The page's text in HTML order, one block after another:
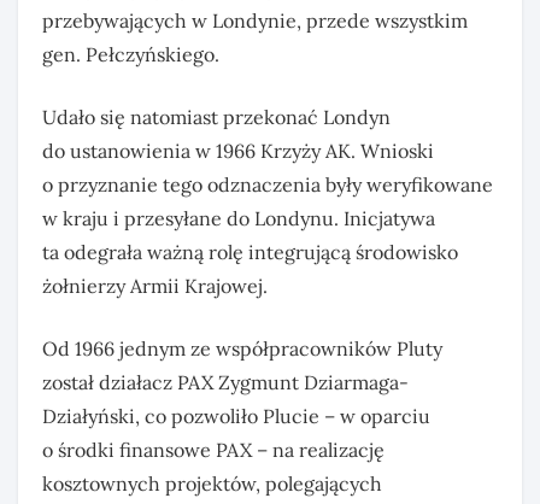
przebywających w Londynie, przede wszystkim
gen. Pełczyńskiego.
Udało się natomiast przekonać Londyn
do ustanowienia w 1966 Krzyży AK. Wnioski
o przyznanie tego odznaczenia były weryfikowane
w kraju i przesyłane do Londynu. Inicjatywa
ta odegrała ważną rolę integrującą środowisko
żołnierzy Armii Krajowej.
Od 1966 jednym ze współpracowników Pluty
został działacz PAX Zygmunt Dziarmaga-
Działyński, co pozwoliło Plucie – w oparciu
o środki finansowe PAX – na realizację
kosztownych projektów, polegających